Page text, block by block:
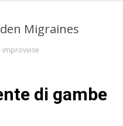
improvvise
di gambe